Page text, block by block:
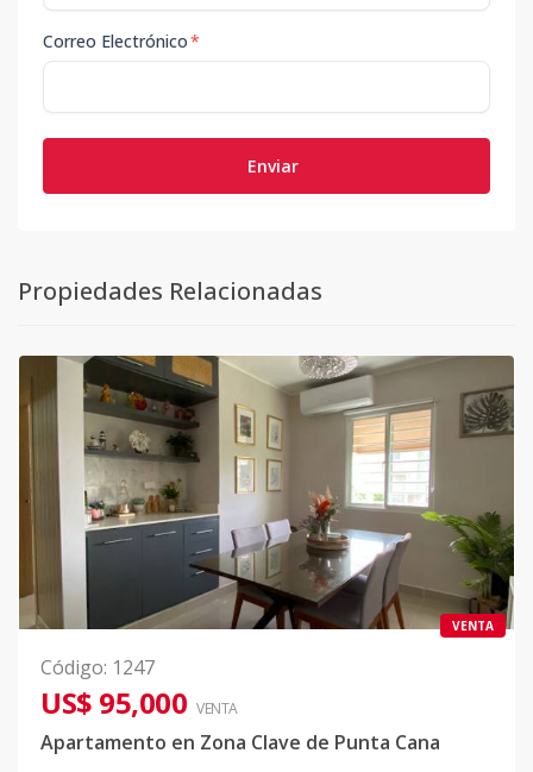
Correo Electrónico*
Enviar
Propiedades Relacionadas
VENTA
Código: 1247
US$ 95,000 VENTA
Apartamento en Zona Clave de Punta Cana